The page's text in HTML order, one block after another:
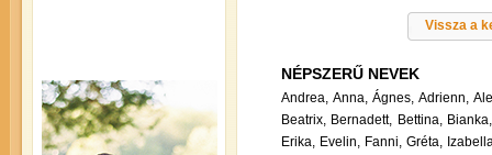
Vissza a
NÉPSZERŰ NEVEK
Andrea, Anna, Ágnes, Adrienn,
Beatrix, Bernadett, Bettina, Bianka,
Erika, Evelin, Fanni, Gréta,